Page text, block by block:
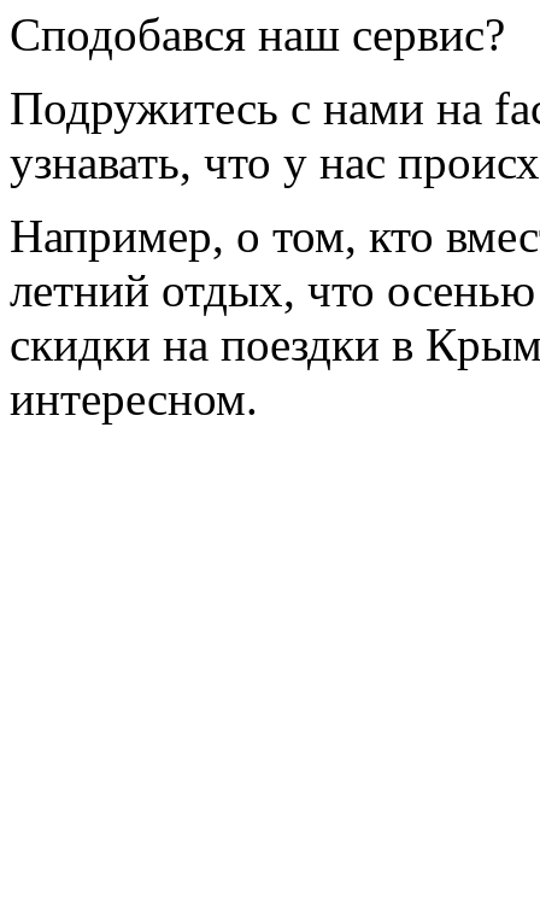
Сподобався наш сервис?
Подружитесь с нами на
узнавать, что у нас
Например, о том, кто
летний отдых, что
скидки на поездки в
интересном.